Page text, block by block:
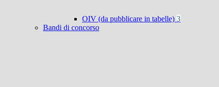
OIV (da pubblicare in tabelle) 3
Bandi di concorso